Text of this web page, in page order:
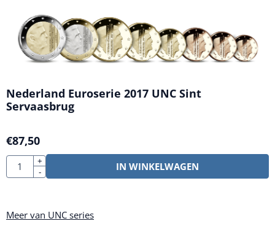
Nederland Euroserie 2017 UNC Sint
Servaasbrug
€87,50
Aantal
+
-
IN WINKELWAGEN
Meer van UNC series